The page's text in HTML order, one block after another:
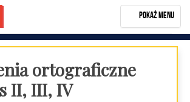
Pokaż menu
Rozwiń menu
ortograficzne
II, III, IV